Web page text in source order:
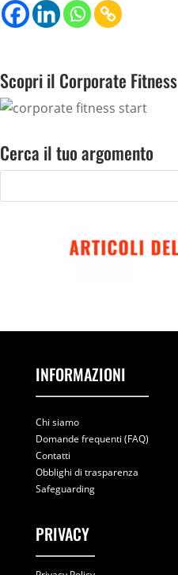
Scopri il Corporate Fitness
Cerca il tuo argomento
INFORMAZIONI
Chi siamo
Domande frequenti (FAQ)
Contatti
Obblighi di trasparenza
Safeguarding
PRIVACY